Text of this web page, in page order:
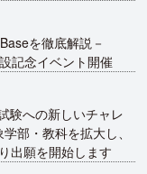
を徹底解説－
記念イベント開催
験への新しいチャレ
部・教科を拡大し、
出願を開始します